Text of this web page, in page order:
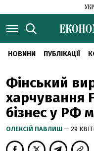
НОВИНИ ПУБЛІКАЦІЇ
Фінський
харчування
бізнес у РФ
ОЛЕКСІЙ ПАВЛИШ — 29